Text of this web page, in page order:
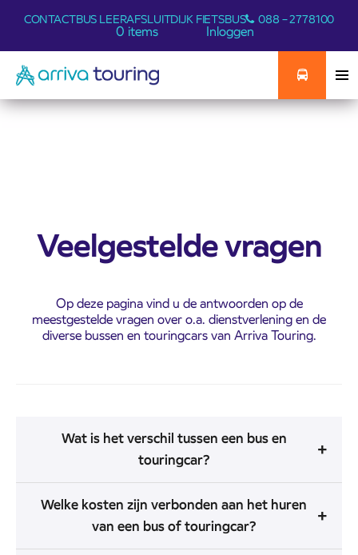
CONTACTBUS LEERAFSLUITDIJK FIETSBUS 088 – 2778100
0 items Inloggen
Veelgestelde vragen
Op deze pagina vind u de antwoorden op de
meestgestelde vragen over o.a. dienstverlening en de
diverse bussen en touringcars van Arriva Touring.
Wat is het verschil tussen een bus en
touringcar?
+
Welke kosten zijn verbonden aan het huren
van een bus of touringcar?
+